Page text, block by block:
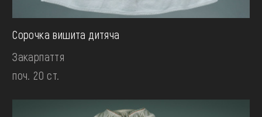
Сорочка вишита дитяча
Закарпаття
поч. 20 ст.